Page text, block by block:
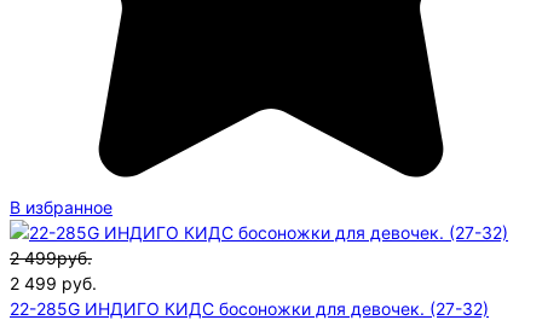
В избранное
2 499руб.
2 499 руб.
22-285G ИНДИГО КИДС босоножки для девочек. (27-32)